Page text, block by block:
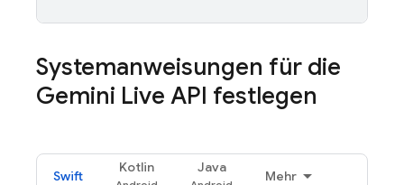
Systemanweisungen für die
Gemini Live API festlegen
Swift
Kotlin Java
Mehr